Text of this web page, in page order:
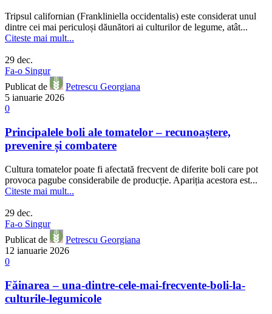
Tripsul californian (Frankliniella occidentalis) este considerat unul
dintre cei mai periculoși dăunători ai culturilor de legume, atât...
Citeste mai mult...
29 dec.
Fa-o Singur
Publicat de
Petrescu Georgiana
5 ianuarie 2026
0
Principalele boli ale tomatelor – recunoaștere,
prevenire și combatere
Cultura tomatelor poate fi afectată frecvent de diferite boli care pot
provoca pagube considerabile de producție. Apariția acestora est...
Citeste mai mult...
29 dec.
Fa-o Singur
Publicat de
Petrescu Georgiana
12 ianuarie 2026
0
Făinarea – una-dintre-cele-mai-frecvente-boli-la-
culturile-legumicole